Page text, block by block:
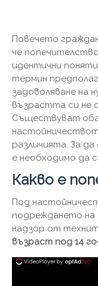
Повечето
че
идентични
термин
задоволяване на
възрастта си не
Съществуват
различията. За
е необходимо да
Какво е
Под
подреждането на
надзор от
възраст под 14